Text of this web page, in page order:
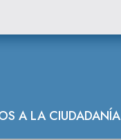
A LA CIUDADANÍA